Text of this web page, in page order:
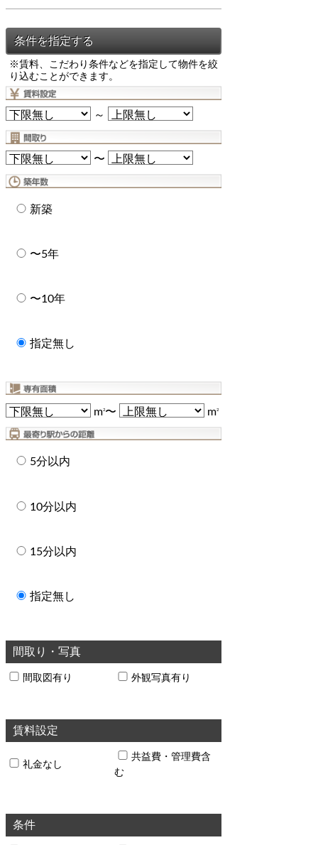
※賃料、こだわり条件などを指定して物件を絞
り込むことができます。
～
〜
新築
〜5年
〜10年
指定無し
m2〜 m2
5分以内
10分以内
15分以内
指定無し
間取り・写真
間取図有り 外観写真有り
賃料設定
礼金なし
共益費・管理費含
む
条件